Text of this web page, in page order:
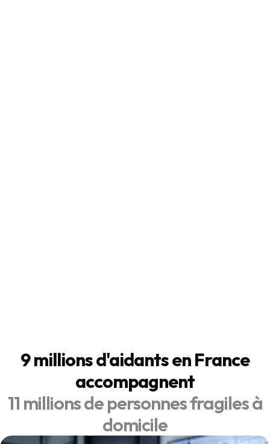
9 millions d'aidants en France
accompagnent
11 millions de personnes fragiles à
domicile